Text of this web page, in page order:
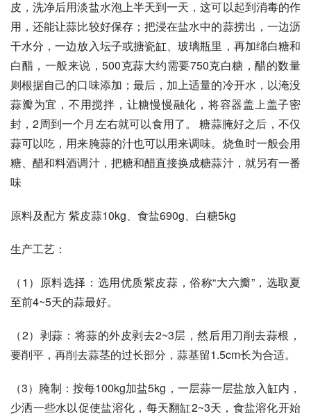
皮，洗净后用淡盐水泡上半天到一天，这可以起到消毒的作
用，还能让蒜比较好保存；把浸在盐水中的蒜捞出，一边沥
干水分，一边放入坛子或搪瓷缸、玻璃瓶里，再加绵白糖和
白醋，一般来说，500克蒜大约需要750克白糖，醋的数量
则根据自己的口味添加；最后，加上适量的冷开水，以淹没
蒜瓣为宜，不用搅拌，让糖慢慢融化，将容器盖上盖子密
封，2周到一个月左右就可以食用了。 糖蒜腌好之后，不仅
蒜可以吃，用来腌蒜的汁也可以用来调味。烧鱼时一般会用
糖、醋和料酒调汁，把糖和醋直接换成糖蒜汁，就另有一番
味
原料及配方 紫皮蒜10kg、食盐690g、白糖5kg
生产工艺：
（1）原料选择：选用优质紫皮蒜，俗称“大六瓣”，选取夏
至前4~5天的蒜最好。
（2）剥蒜：将蒜的外皮剥去2~3层，然后用刀削去蒜根，
要削平，再削去蒜茎的过长部分，蒜基留1.5cm长为合适。
（3）腌制：按每100kg加盐5kg，一层蒜一层盐放入缸内，
少洒一些水以促使盐溶化，每天翻缸2~3天，食盐溶化开始